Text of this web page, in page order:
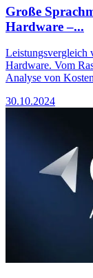
Große
Hardware –...
Leistungsvergleich
Hardware. Vom
Analyse von
30.10.2024